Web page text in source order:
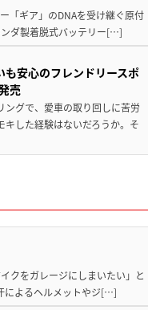
「ギア」のDNAを受け継ぐ原付
ダ製着脱式バッテリー[…]
安心のフレンドリースポ
売
グで、愛車の取り回しに苦労
した経験はないだろうか。そ
クをガレージにしまいたい」と
によるヘルメットやジ[…]